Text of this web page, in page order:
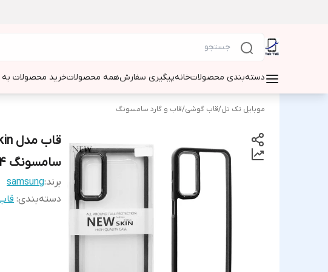
دسته‌بندی محصولاتخانهپیگیری سفارشهمه محصولاتخرید محصولات
موبایل تک تل/قاب گوشی/قاب و گارد سامسونگ
سامسونگ Galaxy A24 رنگ مشکی
برند:samsung
دسته‌بندی: